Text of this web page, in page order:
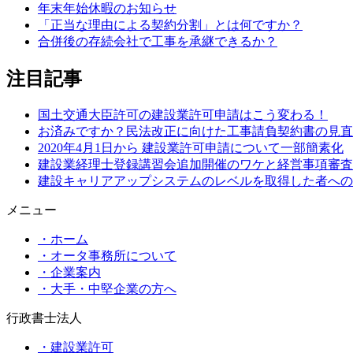
年末年始休暇のお知らせ
「正当な理由による契約分割」とは何ですか？
合併後の存続会社で工事を承継できるか？
注目記事
国土交通大臣許可の建設業許可申請はこう変わる！
お済みですか？民法改正に向けた工事請負契約書の見
2020年4月1日から 建設業許可申請について一部簡素化
建設業経理士登録講習会追加開催のワケと経営事項審
建設キャリアアップシステムのレベルを取得した者へ
メニュー
・ホーム
・オータ事務所について
・企業案内
・大手・中堅企業の方へ
行政書士法人
・建設業許可